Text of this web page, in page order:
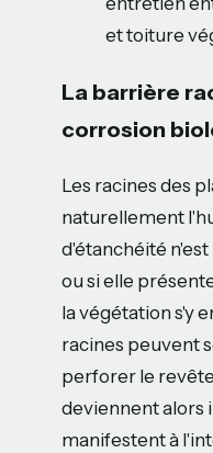
et toiture
La barrière
corrosion
Les racines des
naturellement
d'étanchéité
ou si elle
la végétation s'y
racines peuvent
perforer le
deviennent alors
manifestent à